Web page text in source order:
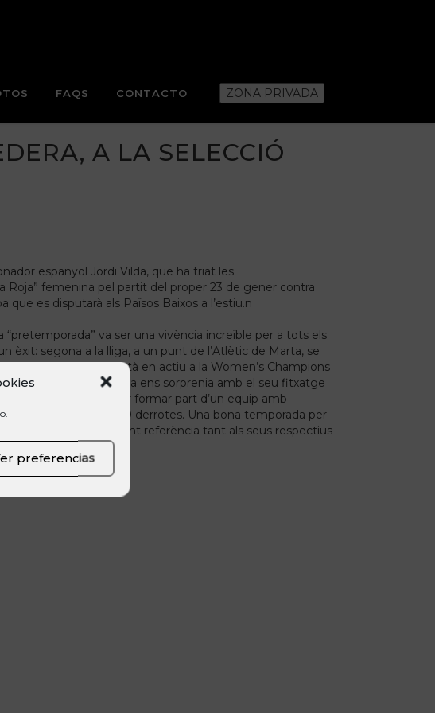
preferencias
FAQS CONTACTO ZONA PRIVADA
A LA SELECCIÓ
espanyol Jordi Vilda, que ha triat les
Roja” femenina pel partit del proper 23 de gener contra
es disputarà als Països Baixos a l’estiu.n
va ser una vivència increïble per a tots els
segona a la lliga, a un punt de l’Atlètic de Marta, se
més, Olga també està en actiu a la Women’s Champions
Al mes d’octubre, Marta ens sorprenia amb el seu fitxatge
arribava a Madrid per formar part d’un equip amb
victòries, 3 empats i 0 derrotes. Una bona temporada per
i sí, segueixen essent referència tant als seus respectius